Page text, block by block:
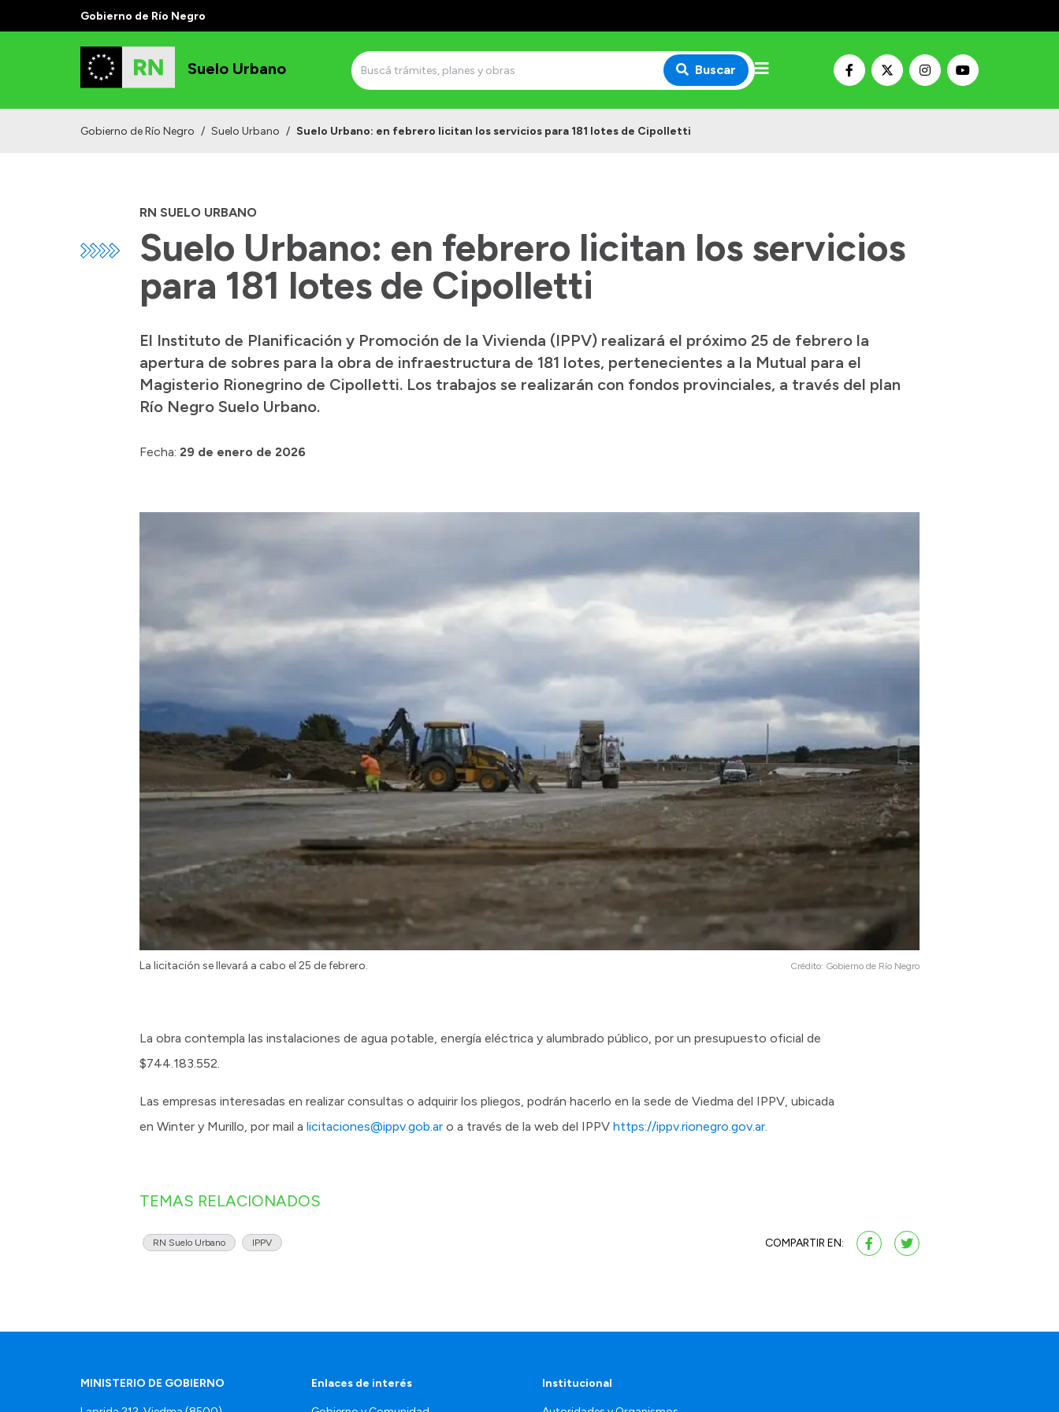
Gobierno de Río Negro
Suelo Urbano Buscar
Gobierno de Río Negro / Suelo Urbano / Suelo Urbano: en febrero licitan los servicios para 181 lotes de Cipolletti
RN SUELO URBANO
Suelo Urbano: en febrero licitan los servicios
para 181 lotes de Cipolletti
El Instituto de Planificación y Promoción de la Vivienda (IPPV) realizará el próximo 25 de febrero la
apertura de sobres para la obra de infraestructura de 181 lotes, pertenecientes a la Mutual para el
Magisterio Rionegrino de Cipolletti. Los trabajos se realizarán con fondos provinciales, a través del plan
Río Negro Suelo Urbano.
Fecha: 29 de enero de 2026
La licitación se llevará a cabo el 25 de febrero. Crédito: Gobierno de Río Negro
La obra contempla las instalaciones de agua potable, energía eléctrica y alumbrado público, por un presupuesto oficial de
$744.183.552.
Las empresas interesadas en realizar consultas o adquirir los pliegos, podrán hacerlo en la sede de Viedma del IPPV, ubicada
en Winter y Murillo, por mail a licitaciones@ippv.gob.ar o a través de la web del IPPV https://ippv.rionegro.gov.ar.
TEMAS RELACIONADOS
RN Suelo Urbano IPPV COMPARTIR EN:
MINISTERIO DE GOBIERNO Enlaces de interés Institucional